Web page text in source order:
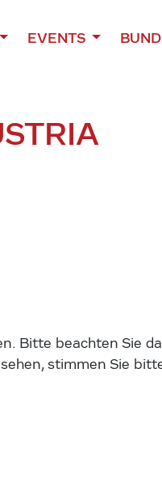
EVENTS
Bitte beachten Sie
stimmen Sie